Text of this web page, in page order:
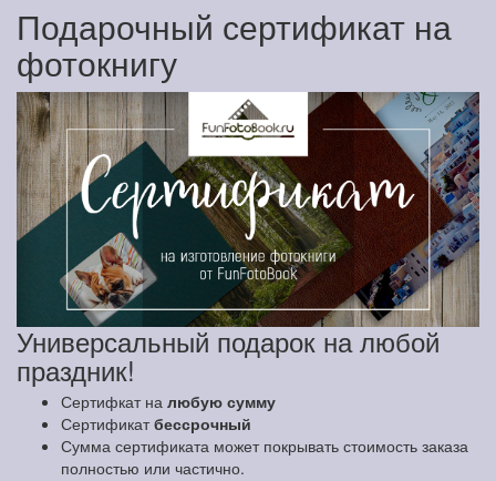
Подарочный сертификат на
фотокнигу
Универсальный подарок на любой
праздник!
Сертифкат на любую сумму
Сертификатбессрочный
Сумма сертификата может покрывать стоимость заказа
полностью или частично.